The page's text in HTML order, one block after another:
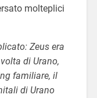
molteplici
Zeus era
di Urano,
familiare, il
di Urano